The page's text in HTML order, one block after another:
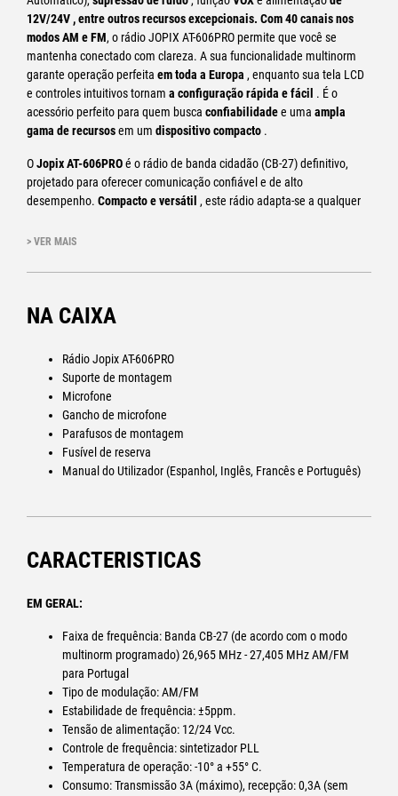
12V/24V , entre outros recursos excepcionais. Com 40 canais nos
modosAM e FM, o rádio JOPIX AT-606PRO permite que você se
mantenha conectado com clareza. A sua funcionalidade multinorm
garante operação perfeita em toda a Europa , enquanto sua tela LCD
e controles intuitivos tornam a configuração rápida e fácil . É o
acessório perfeito para quem busca confiabilidadee uma ampla
gama de recursosem um dispositivo compacto .
OJopix AT-606PROé o rádio de banda cidadão (CB-27) definitivo,
projetado para oferecer comunicação confiável e de alto
desempenho. Compacto e versátil , este rádio adapta-se a qualquer
veículos agrícolas e de obras públicas
Fonte de alimentação 12V/24V:
adicionais.
Multinorm programável:
de acordo com as regulamentações de cada país (26,965-
27,405 MHz AM/FM para a Espanha).
ASQ (Automatic Squelch):
de fundo, garantindo uma audição clara e sem interferências.
Função VOX:Permite a transmissão ativada por voz, ideal para
Função NB (Supressor de Ruído):
recebido.
saída no visor.
> VER MAIS
NA CAIXA
Rádio Jopix AT-606PRO
Suporte de montagem
Microfone
Gancho de microfone
Parafusos de montagem
Fusível de reserva
Manual do Utilizador (Espanhol, Inglês, Francês e Português)
CARACTERISTICAS
EM GERAL:
Faixa de frequência: Banda CB-27 (de acordo com o modo
multinorm programado) 26,965 MHz - 27,405 MHz AM/FM
para Portugal
Tipo de modulação: AM/FM
Estabilidade de frequência: ±5ppm.
Tensão de alimentação: 12/24 Vcc.
Controle de frequência: sintetizador PLL
Temperatura de operação: -10° a +55° C.
Consumo: Transmissão 3A (máximo), recepção: 0,3A (sem